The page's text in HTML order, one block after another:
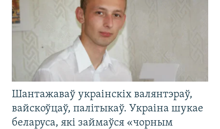
Шантажаваў украінскіх валянтэраў,
вайскоўцаў, палітыкаў. Украіна шукае
беларуса, які займаўся «чорным